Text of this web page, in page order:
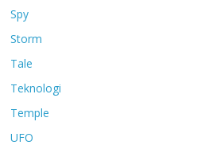
Spy
Storm
Tale
Teknologi
Temple
UFO